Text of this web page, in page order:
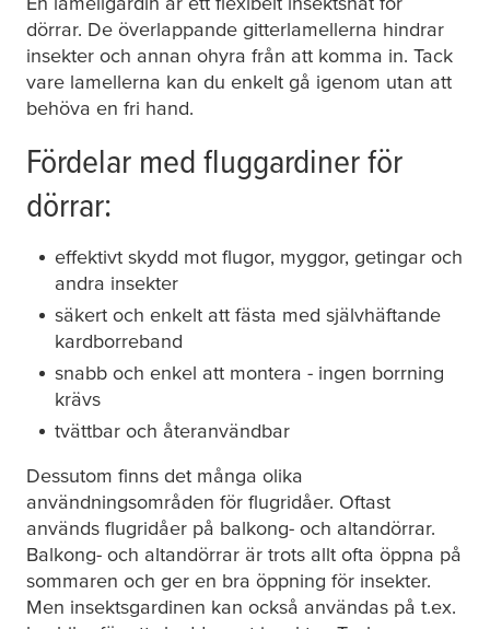
dörrar. De överlappande gitterlamellerna hindrar
insekter och annan ohyra från att komma in. Tack
vare lamellerna kan du enkelt gå igenom utan att
behöva en fri hand.
Fördelar med fluggardiner för
dörrar:
effektivt skydd mot flugor, myggor, getingar och
andra insekter
säkert och enkelt att fästa med självhäftande
kardborreband
snabb och enkel att montera - ingen borrning
krävs
tvättbar och återanvändbar
Dessutom finns det många olika
användningsområden för flugridåer. Oftast
används flugridåer på balkong- och altandörrar.
Balkong- och altandörrar är trots allt ofta öppna på
sommaren och ger en bra öppning för insekter.
Men insektsgardinen kan också användas på t.ex.